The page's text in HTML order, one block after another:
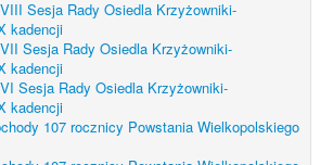
Sesja Rady Osiedla Krzyżowniki-
kadencji
Sesja Rady Osiedla Krzyżowniki-
kadencji
Sesja Rady Osiedla Krzyżowniki-
kadencji
107 rocznicy Powstania Wielkopolskiego